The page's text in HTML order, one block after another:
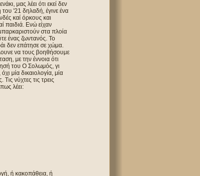
μας λέει ότι εκεί δεν
του '21 δηλαδή, έγινε ένα
καί όρκους και
παιδιά. Ενώ είχαν
στα πλοία
ένας ζωντανός. Το
δεν επάτησε σε χώμα.
να τους βοηθήσουμε
με την έννοια ότι
του Ο Σολωμός, γι
μία δικαιολογία, μία
νύχτες τις τρεις
λέει:
ή κακοπάθεια, ή